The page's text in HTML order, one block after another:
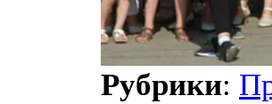
Рубрики: